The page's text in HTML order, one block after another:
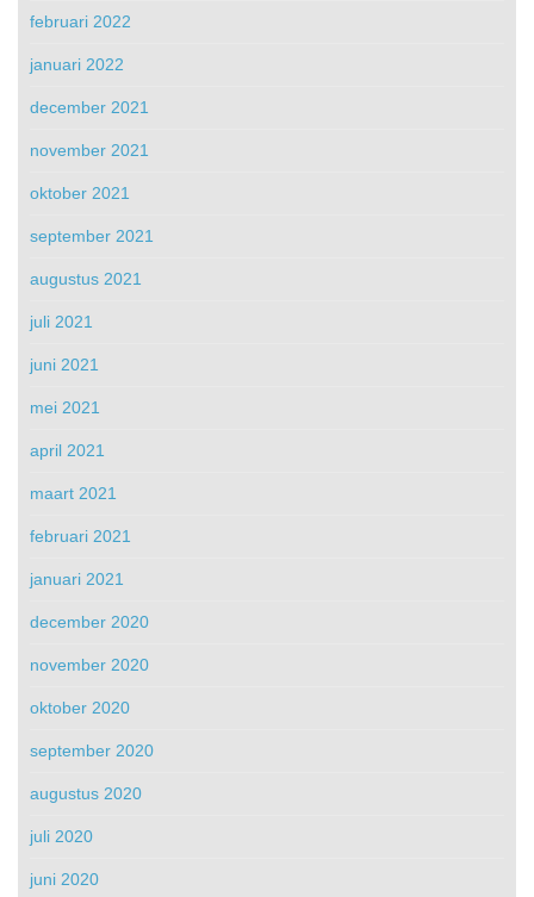
februari 2022
januari 2022
december 2021
november 2021
oktober 2021
september 2021
augustus 2021
juli 2021
juni 2021
mei 2021
april 2021
maart 2021
februari 2021
januari 2021
december 2020
november 2020
oktober 2020
september 2020
augustus 2020
juli 2020
juni 2020